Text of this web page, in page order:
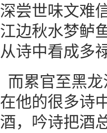
深尝世味文难
江边秋水梦鲈
从诗中看成多
而累官至黑
在他的很多诗
酒，吟诗把酒